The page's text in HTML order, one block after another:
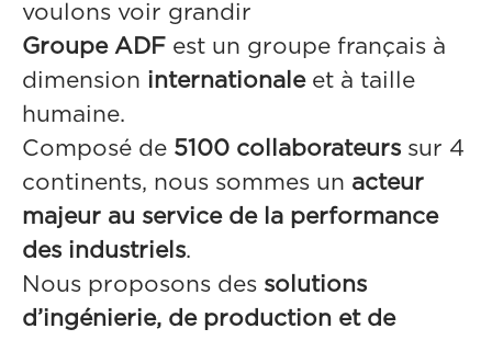
voulons voir grandir
Groupe ADF est un groupe français à
dimension internationale et à taille
humaine.
Composé de 5100 collaborateurs sur 4
continents, nous sommes un acteur
majeur au service de la performance
des industriels.
Nous proposons des solutions
d’ingénierie, de production et de